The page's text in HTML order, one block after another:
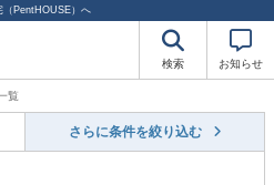
（PentHOUSE）へ
検索 お知らせ
覧
さらに条件を絞り込む